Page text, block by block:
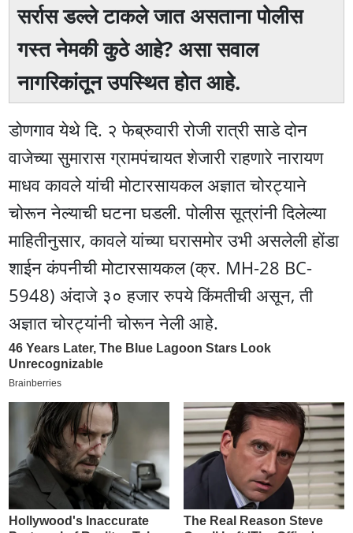
सर्रास डल्ले टाकले जात असताना पोलीस
गस्त नेमकी कुठे आहे? असा सवाल
नागरिकांतून उपस्थित होत आहे.
डोणगाव येथे दि. २ फेब्रुवारी रोजी रात्री साडे दोन
वाजेच्या सुमारास ग्रामपंचायत शेजारी राहणारे नारायण
माधव कावले यांची मोटारसायकल अज्ञात चोरट्याने
चोरून नेल्याची घटना घडली. पोलीस सूत्रांनी दिलेल्या
माहितीनुसार, कावले यांच्या घरासमोर उभी असलेली होंडा
शाईन कंपनीची मोटारसायकल (क्र. MH-28 BC-
5948) अंदाजे ३० हजार रुपये किंमतीची असून, ती
अज्ञात चोरट्यांनी चोरून नेली आहे.